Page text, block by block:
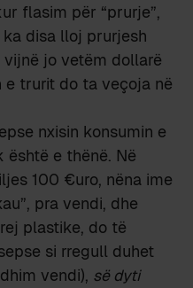
flasim për “prurje”,
disa lloj prurjesh
jo vetëm dollarë
e trurit do ta veçoja në
nxisin konsumin e
e thënë. Në
100 €uro, nëna ime
pra vendi, dhe
plastike, do të
si rregull duhet
vendi), së dyti